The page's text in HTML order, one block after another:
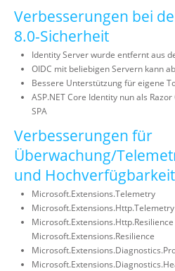
Verbesserungen bei
8.0-Sicherheit
Identity Server wurde entfernt aus
OIDC mit beliebigen Servern kann
Bessere Unterstützung für eigene
ASP.NET Core Identity nun als
SPA
Verbesserungen für
Überwachung/
und Hochverfügbarkeit
Microsoft.Extensions.Telemetry
Microsoft.Extensions.Http.Telemetry
Microsoft.Extensions.Resilience